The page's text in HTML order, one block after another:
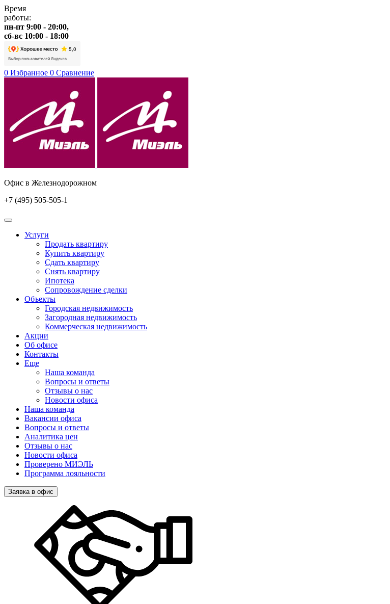
Время
работы:
пн-пт 9:00 - 20:00,
сб-вс 10:00 - 18:00
0 Избранное 0 Сравнение
Офис в Железнодорожном
+7 (495) 505-505-1
Услуги
Продать квартиру
Купить квартиру
Сдать квартиру
Снять квартиру
Ипотека
Сопровождение сделки
Объекты
Городская недвижимость
Загородная недвижимость
Коммерческая недвижимость
Акции
Об офисе
Контакты
Еще
Наша команда
Вопросы и ответы
Отзывы о нас
Новости офиса
Наша команда
Вакансии офиса
Вопросы и ответы
Аналитика цен
Отзывы о нас
Новости офиса
Проверено МИЭЛЬ
Программа лояльности
Заявка в офис